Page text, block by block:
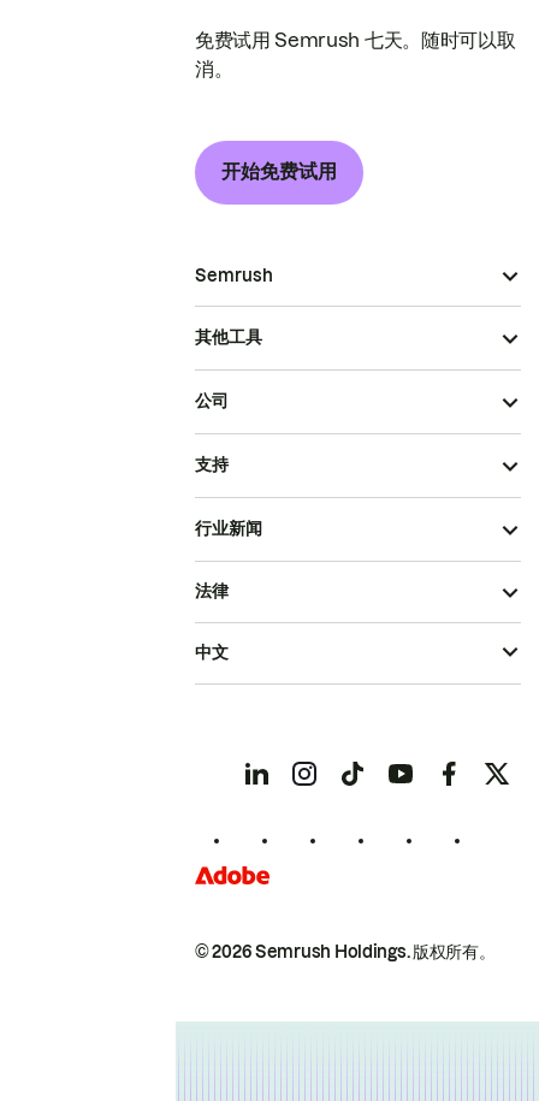
免费试用 Semrush 七天。随时可以取
消。
开始免费试用
Semrush
其他工具
公司
支持
行业新闻
© 2026 Semrush Holdings.版权所有。
法律
中文